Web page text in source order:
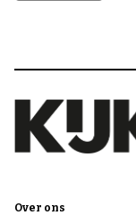
Over ons